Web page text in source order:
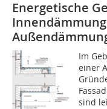
Energetische
Im
einer
sind